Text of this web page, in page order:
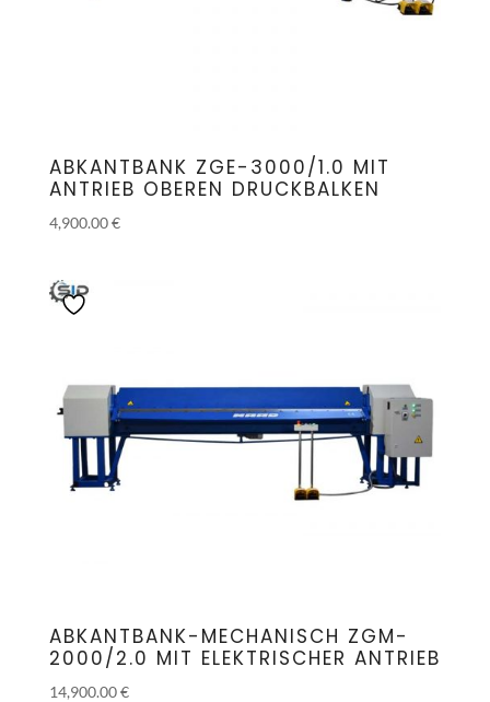
ABKANTBANK ZGE-3000/1.0 MIT
ANTRIEB OBEREN DRUCKBALKEN
4,900.00€
ABKANTBANK-MECHANISCH ZGM-
2000/2.0 MIT ELEKTRISCHER ANTRIEB
14,900.00€